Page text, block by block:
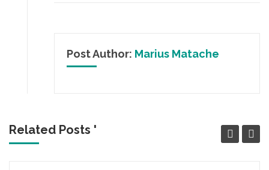
Post Author: Marius Matache
Related Posts '